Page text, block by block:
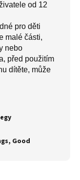
od 12
pro děti
malé části,
nebo
před použitím
dítěte, může
, Good